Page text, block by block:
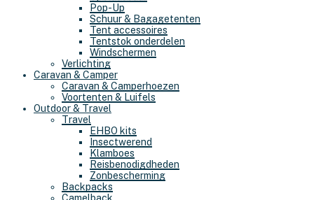
Pop-Up
Schuur & Bagagetenten
Tent accessoires
Tentstok onderdelen
Windschermen
Verlichting
Caravan & Camper
Caravan & Camperhoezen
Voortenten & Luifels
Outdoor & Travel
Travel
EHBO kits
Insectwerend
Klamboes
Reisbenodigdheden
Zonbescherming
Backpacks